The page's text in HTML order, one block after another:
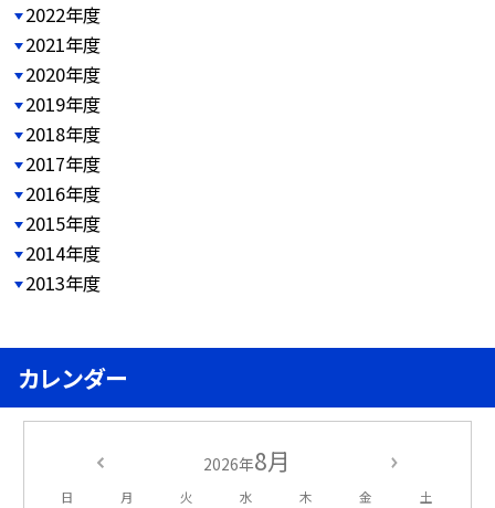
2022年度
2021年度
2020年度
2019年度
2018年度
2017年度
2016年度
2015年度
2014年度
2013年度
カレンダー
2026年8月
日 月 火 水 木 金 土